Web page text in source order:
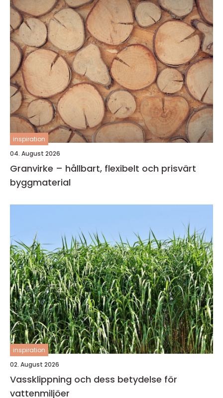
inspiration
04. August 2026
Granvirke – hållbart, flexibelt och prisvärt
byggmaterial
inspiration
02. August 2026
Vassklippning och dess betydelse för
vattenmiljöer